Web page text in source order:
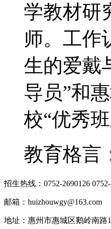
学教材研
师。工作
生的爱戴
导员”和
校“优秀
教育格言
招生热线：0752-2690126
邮箱：huizhouwgy@163.com
地址：惠州市惠城区鹅岭南路